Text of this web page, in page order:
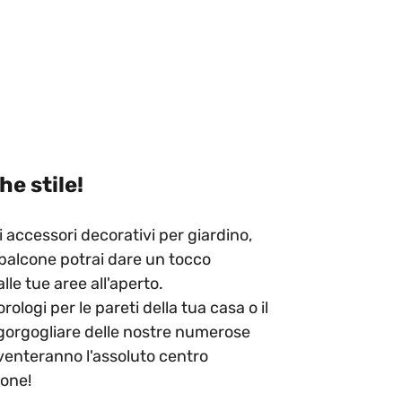
stile!
accessori decorativi per giardino,
potrai dare un tocco
tue aree all'aperto.
per le pareti della tua casa o il
delle nostre numerose
l'assoluto centro